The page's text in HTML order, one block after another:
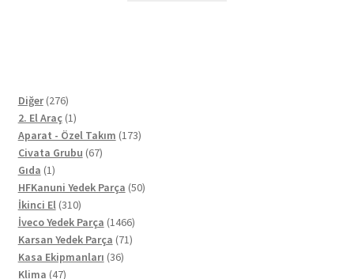
Diğer 276276
ürün
2. El Araç 11
ürün
Aparat - Özel Takım 173173
Civata Grubu 6767
Gıda 11
ürün
HFKanuni Yedek Parça 5050
İkinci El 310310
ürün
İveco Yedek Parça 14661466
ürün
Karsan Yedek Parça 7171
Kasa Ekipmanları 3636
Klima 4747